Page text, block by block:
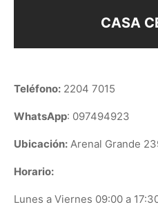
CASA
Teléfono: 2204 7015
WhatsApp: 097494923
Ubicación: Arenal Grande
Horario:
Lunes a Viernes 09:00 a